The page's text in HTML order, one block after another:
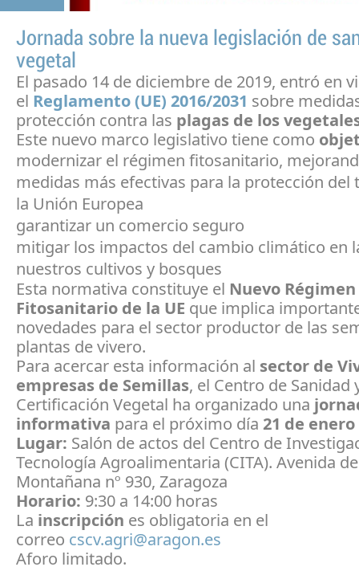
Jornada sobre la nueva legislación de
vegetal
El pasado 14 de diciembre de 2019, entró en
el Reglamento (UE) 2016/2031 sobre
protección contra las plagas de los
Este nuevo marco legislativo tiene como
modernizar el régimen fitosanitario,
medidas más efectivas para la protección
la Unión Europea
garantizar un comercio seguro
mitigar los impactos del cambio climático en
nuestros cultivos y bosques
Esta normativa constituye el Nuevo Régimen
Fitosanitario de la UE que implica
novedades para el sector productor de las
plantas de vivero.
Para acercar esta información al sector de
empresas de Semillas, el Centro de Sanidad
Certificación Vegetal ha organizado una
informativa para el próximo día 21 de enero
Lugar: Salón de actos del Centro de
Tecnología Agroalimentaria (CITA). Avenida de
Montañana nº 930, Zaragoza
Horario: 9:30 a 14:00 horas
La inscripción es obligatoria en el
correo cscv.agri@aragon.es
Aforo limitado.